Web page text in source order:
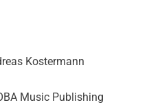
Kostermann
Music Publishing